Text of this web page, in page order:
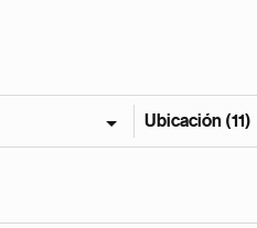
Ubicación (11)